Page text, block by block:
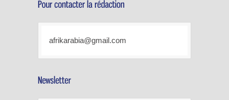
afrikarabia@gmail.com